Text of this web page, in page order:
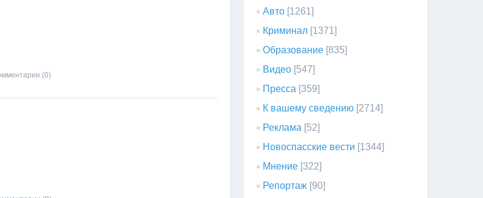
(0)
Авто [1261]
Криминал [1371]
Образование [835]
Видео [547]
Пресса [359]
К вашему сведению [2714]
Реклама [52]
Новоспасские вести [1344]
Мнение [322]
Репортаж [90]